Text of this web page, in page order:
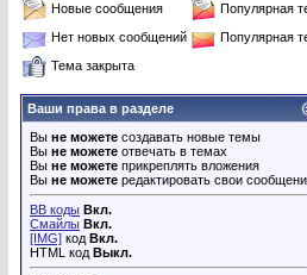
Новые сообщения
Популярная
Нет новых сообщений
Популярная
Тема закрыта
Ваши права в разделе
Вы не можете создавать новые темы
Вы не можете отвечать в темах
Вы не можете прикреплять вложения
Вы не можете редактировать свои
BB коды Вкл.
Смайлы Вкл.
[IMG] код Вкл.
HTML код Выкл.